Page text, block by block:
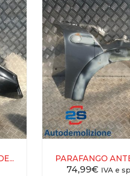
PARAFANGO
74,99€ IVA e